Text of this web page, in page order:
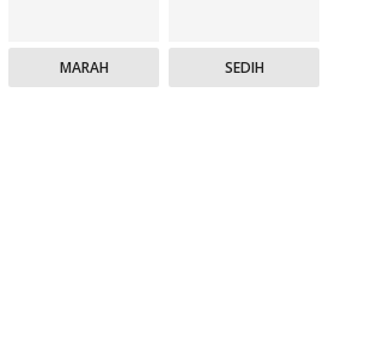
MARAH SEDIH